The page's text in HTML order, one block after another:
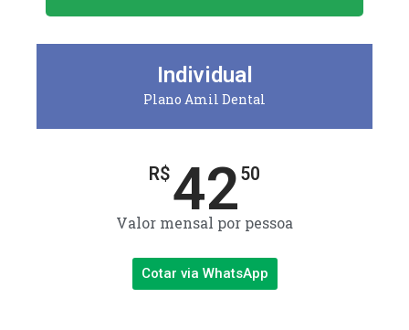
Individual
Plano Amil Dental
R$4250
Valor mensal por pessoa
Cotar via WhatsApp